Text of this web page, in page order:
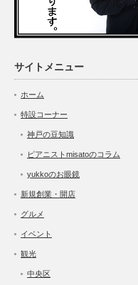
サイトメニュー
ホーム
特設コーナー
神戸の豆知識
ピアニストmisatoのコラム
yukkoのお眼鏡
新規創業・開店
グルメ
イベント
観光
中央区